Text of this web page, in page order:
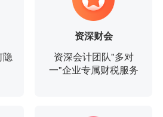
隐
资深财会
资深会计团队"多对
一"企业专属财税服务